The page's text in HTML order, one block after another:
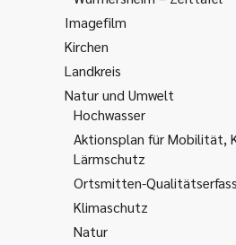
Imagefilm
Kirchen
Landkreis
Natur und Umwelt
Hochwasser
Aktionsplan für Mobilität,
Lärmschutz
Ortsmitten-
Klimaschutz
Natur